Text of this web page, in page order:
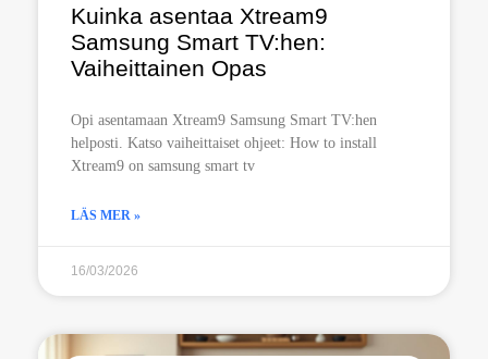
Kuinka asentaa Xtream9
Samsung Smart TV:hen:
Vaiheittainen Opas
Opi asentamaan Xtream9 Samsung Smart TV:hen
helposti. Katso vaiheittaiset ohjeet: How to install
Xtream9 on samsung smart tv
LÄS MER »
16/03/2026